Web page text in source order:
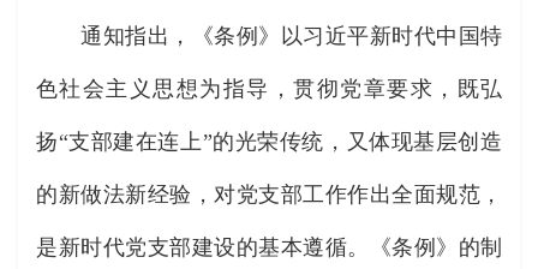
通知指出，《条例》以习近平新时代中国特
色社会主义思想为指导，贯彻党章要求，既弘
扬“支部建在连上”的光荣传统，又体现基层创造
的新做法新经验，对党支部工作作出全面规范，
是新时代党支部建设的基本遵循。《条例》的制